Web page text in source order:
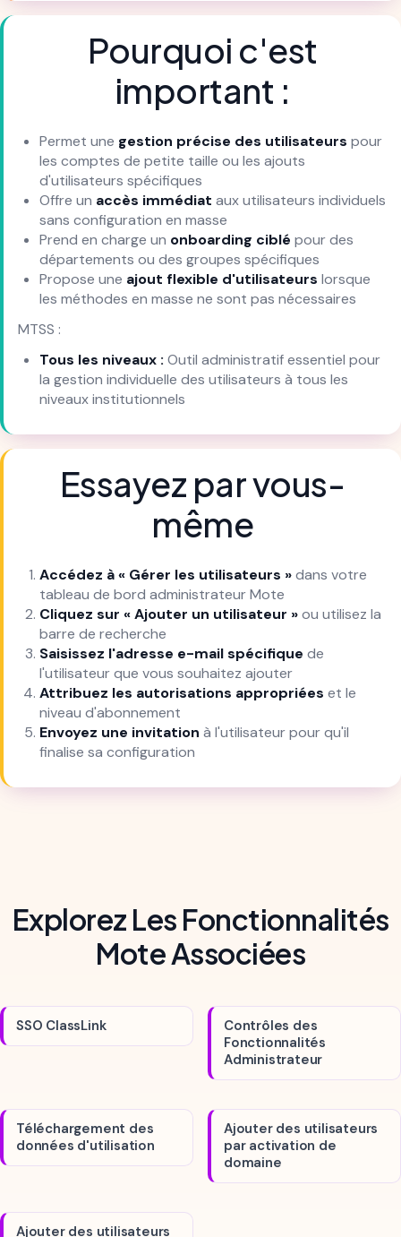
Pourquoi c'est
important :
Permet une gestion précise des utilisateurs pour
les comptes de petite taille ou les ajouts
d'utilisateurs spécifiques
Offre un accès immédiat aux utilisateurs individuels
sans configuration en masse
Prend en charge un onboarding ciblé pour des
départements ou des groupes spécifiques
Propose une ajout flexible d'utilisateurs lorsque
les méthodes en masse ne sont pas nécessaires
MTSS :
Tous les niveaux : Outil administratif essentiel pour
la gestion individuelle des utilisateurs à tous les
niveaux institutionnels
Essayez par vous-
même
Accédez à « Gérer les utilisateurs »dans votre
tableau de bord administrateur Mote
Cliquez sur « Ajouter un utilisateur »ou utilisez la
barre de recherche
Saisissez l'adresse e-mail spécifique de
l'utilisateur que vous souhaitez ajouter
Attribuez les autorisations appropriées et le
niveau d'abonnement
Envoyez une invitation à l'utilisateur pour qu'il
finalise sa configuration
Explorez Les Fonctionnalités
Mote Associées
SSO ClassLink
Contrôles des
Fonctionnalités
Administrateur
Téléchargement des
données d'utilisation
Ajouter des utilisateurs
par activation de
domaine
Ajouter des utilisateurs